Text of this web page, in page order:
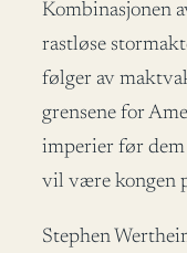
Kombinasjonen
rastløse
følger av
grensene for
imperier før
vil være kongen
Stephen